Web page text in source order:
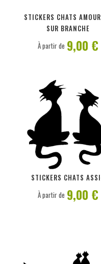
STICKERS CHATS
SUR BRANCHE
À partir de 9,00 €
STICKERS CHATS
PERSONNALISER
À partir de 9,00 €